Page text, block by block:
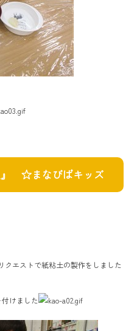
☆まなびばキッズ
クエストで紙粘土の製作をしました
けました